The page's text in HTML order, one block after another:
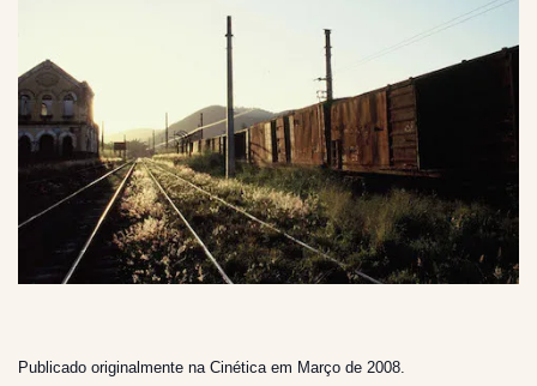
Publicado originalmente na Cinética em Março de 2008.